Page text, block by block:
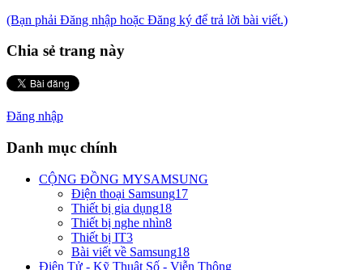
(Bạn phải Đăng nhập hoặc Đăng ký để trả lời bài viết.)
Chia sẻ trang này
Đăng nhập
Danh mục chính
CỘNG ĐỒNG MYSAMSUNG
Điện thoại Samsung17
Thiết bị gia dụng18
Thiết bị nghe nhìn8
Thiết bị IT3
Bài viết về Samsung18
Điện Tử - Kỹ Thuật Số - Viễn Thông